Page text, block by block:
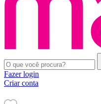
Fazer login
Criar conta